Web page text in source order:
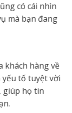
có cái nhìn
mà bạn đang
khách hàng về
yếu tố tuyệt vời
giúp họ tin